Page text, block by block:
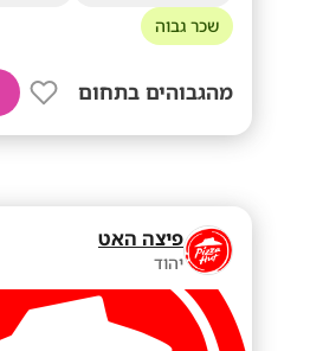
שכר גבוה
מהגבוהים בתחום
פיצה האט
יהוד